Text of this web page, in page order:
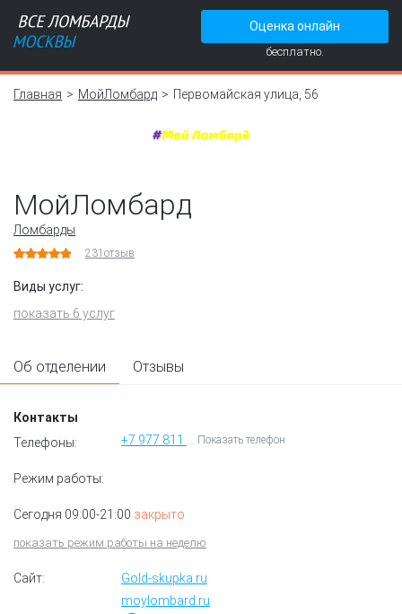
Оценка онлайн
бесплатно.
Главная МойЛомбард Первомайская улица, 56
МойЛомбард
Ломбарды
231 отзыв
Виды услуг:
показать 6 услуг
Об отделении Отзывы
Контакты
Телефоны:
Показать телефон
Режим работы:
Сегодня 09:00-21:00 закрыто
показать режим работы на неделю
Сайт:
Gold-skupka.ru
moylombard.ru